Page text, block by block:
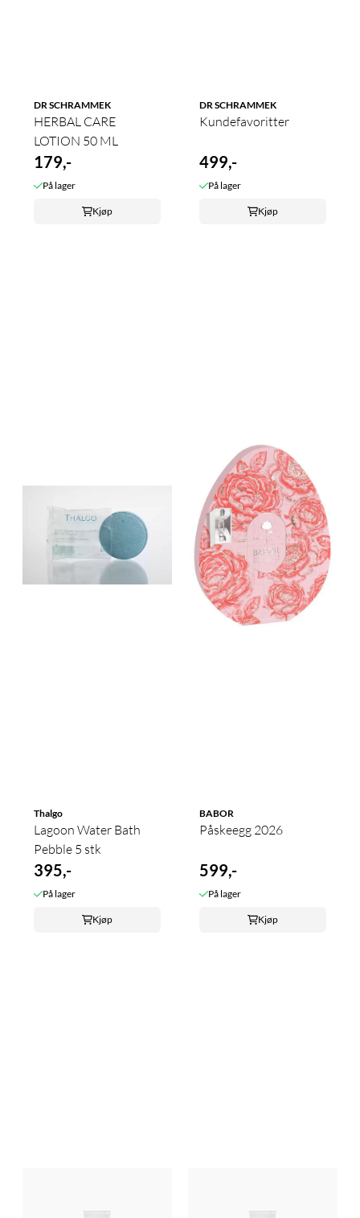
DR SCHRAMMEK
HERBAL CARE
LOTION 50 ML
179,-
På lager
Kjøp
DR SCHRAMMEK
Kundefavoritter
499,-
På lager
Kjøp
Thalgo
Lagoon Water Bath
Pebble 5 stk
395,-
På lager
Kjøp
BABOR
Påskeegg 2026
599,-
På lager
Kjøp